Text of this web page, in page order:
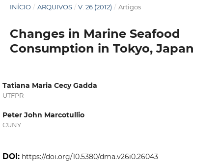
INÍCIO / ARQUIVOS / V. 26 (2012) / Artigos
Changes in Marine Seafood
Consumption in Tokyo, Japan
Tatiana Maria Cecy Gadda
UTFPR
Peter John Marcotullio
CUNY
DOI: https://doi.org/10.5380/dma.v26i0.26043